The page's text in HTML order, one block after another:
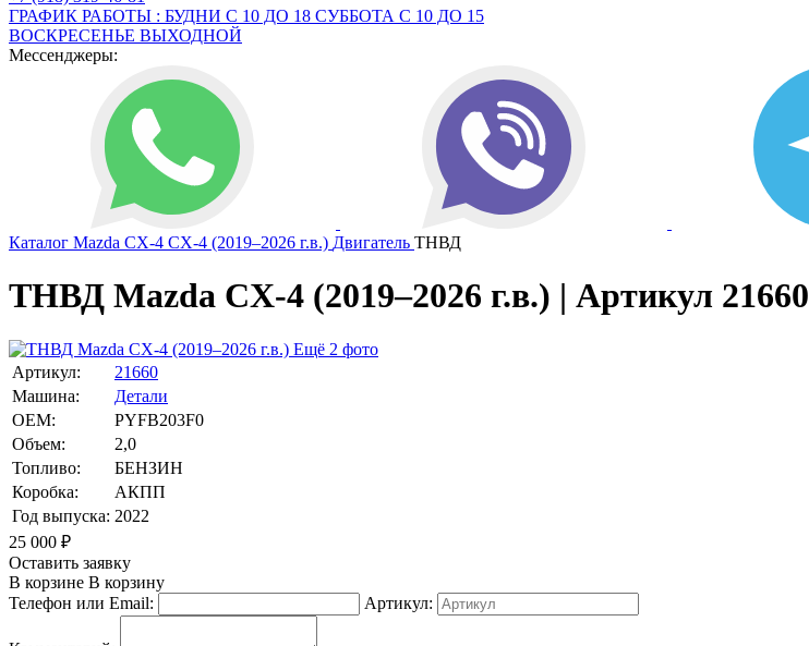
ГРАФИК РАБОТЫ : БУДНИ С 10 ДО 18 СУББОТА С 10 ДО 15
ВОСКРЕСЕНЬЕ ВЫХОДНОЙ
Мессенджеры:
Каталог Mazda CX-4 CX-4 (2019–2026 г.в.) Двигатель ТНВД
ТНВД Mazda CX-4 (2019–2026 г.в.) | Артикул 21660
Ещё 2 фото
Артикул:
21660
Машина:
Детали
OEM:
PYFB203F0
Объем:
2,0
Топливо:
БЕНЗИН
Коробка:
АКПП
Год выпуска: 2022
25 000 ₽
Оставить заявку
В корзине В корзину
Телефон или Email:
Артикул: